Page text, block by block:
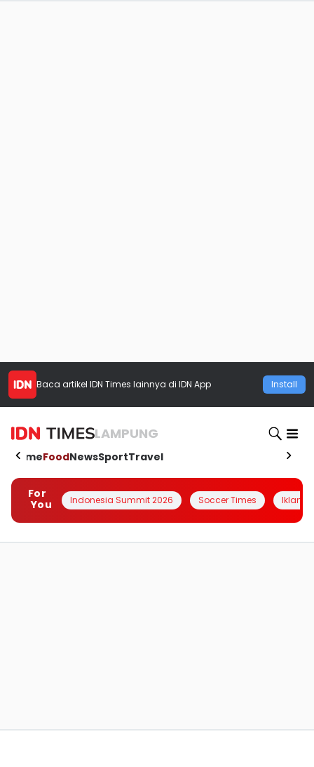
Baca artikel IDN Times lainnya di IDN App Install
LAMPUNG
HomeFoodNewsSportTravel
For
You
Indonesia Summit 2026 Soccer Times Iklanin